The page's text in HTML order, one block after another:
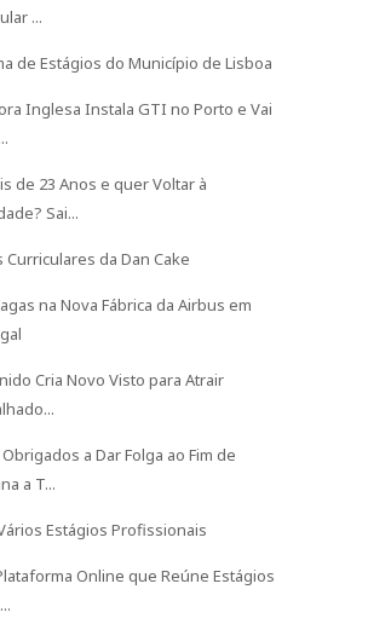
...
de Estágios do Município de Lisboa
Inglesa Instala GTI no Porto e Vai
de 23 Anos e quer Voltar à
Sai...
Curriculares da Dan Cake
na Nova Fábrica da Airbus em
Cria Novo Visto para Atrair
a Dar Folga ao Fim de
a T...
Estágios Profissionais
Online que Reúne Estágios